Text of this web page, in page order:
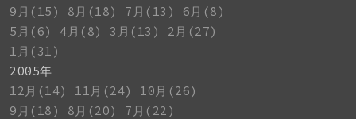
9月(15)
8月(18) 7月(13)
6月(8)
5月(6)
4月(8) 3月(13)
2月(27)
1月(31)
2005年
12月(14)
11月(24)
10月(26)
9月(18)
8月(20)
7月(22)